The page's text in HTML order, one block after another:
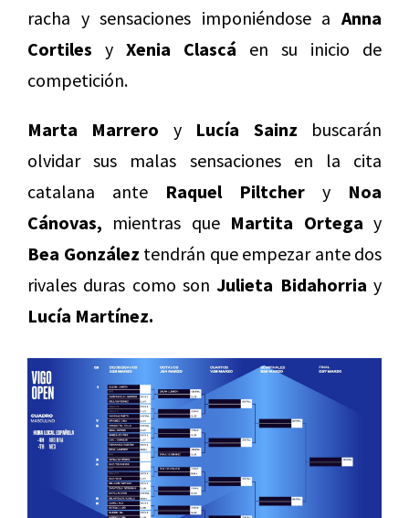
racha y sensaciones imponiéndose a Anna
Cortiles y Xenia Clascá en su inicio de
competición.
Marta Marrero y Lucía Sainz buscarán
olvidar sus malas sensaciones en la cita
catalana ante Raquel Piltcher y Noa
Cánovas, mientras que Martita Ortega y
Bea González tendrán que empezar ante dos
rivales duras como sonJulieta Bidahorriay
Lucía Martínez.